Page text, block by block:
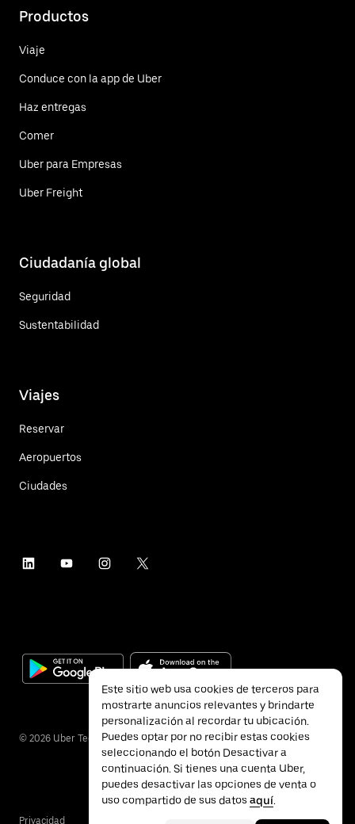
Productos
Viaje
Conduce con la app de Uber
Haz entregas
Comer
Uber para Empresas
Uber Freight
Ciudadanía global
Seguridad
Sustentabilidad
Viajes
Reservar
Aeropuertos
Ciudades
© 2026 Uber Technologies Inc.
Privacidad
Este sitio web usa cookies de terceros para
mostrarte anuncios relevantes y brindarte
personalización al recordar tu ubicación.
Puedes optar por no recibir estas cookies
seleccionando el botón Desactivar a
continuación. Si tienes una cuenta Uber,
puedes desactivar las opciones de venta o
uso compartido de sus datos aquí.